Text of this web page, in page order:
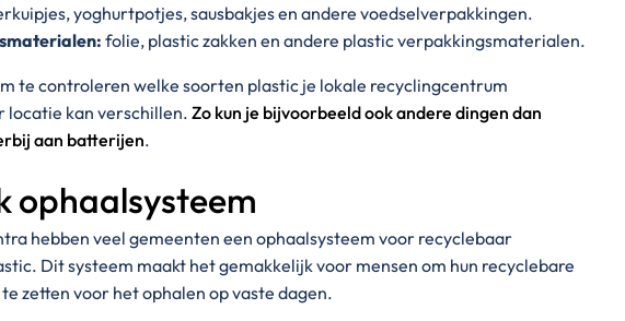
yoghurtpotjes, sausbakjes en andere voedselverpakkingen.
folie, plastic zakken en andere plastic verpakkingsmaterialen.
te controleren welke soorten plastic je lokale recyclingcentrum
kan verschillen. Zo kun je bijvoorbeeld ook andere dingen dan
aan batterijen.
ophaalsysteem
hebben veel gemeenten een ophaalsysteem voor recyclebaar
Dit systeem maakt het gemakkelijk voor mensen om hun recyclebare
zetten voor het ophalen op vaste dagen.